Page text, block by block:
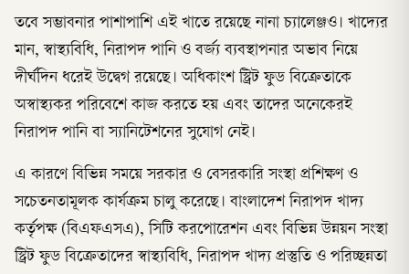
তবে সম্ভাবনার পাশাপাশি এই খাতে রয়েছে নানা চ্যালেঞ্জও। খাদ্যের
মান, স্বাস্থ্যবিধি, নিরাপদ পানি ও বর্জ্য ব্যবস্থাপনার অভাব নিয়ে
দীর্ঘদিন ধরেই উদ্বেগ রয়েছে। অধিকাংশ স্ট্রিট ফুড বিক্রেতাকে
অস্বাস্থ্যকর পরিবেশে কাজ করতে হয় এবং তাদের অনেকেরই
নিরাপদ পানি বা স্যানিটেশনের সুযোগ নেই।
এ কারণে বিভিন্ন সময়ে সরকার ও বেসরকারি সংস্থা প্রশিক্ষণ ও
সচেতনতামূলক কার্যক্রম চালু করেছে। বাংলাদেশ নিরাপদ খাদ্য
কর্তৃপক্ষ (বিএফএসএ), সিটি করপোরেশন এবং বিভিন্ন উন্নয়ন সংস্থা
স্ট্রিট ফুড বিক্রেতাদের স্বাস্থ্যবিধি, নিরাপদ খাদ্য প্রস্তুতি ও পরিচ্ছন্নতা